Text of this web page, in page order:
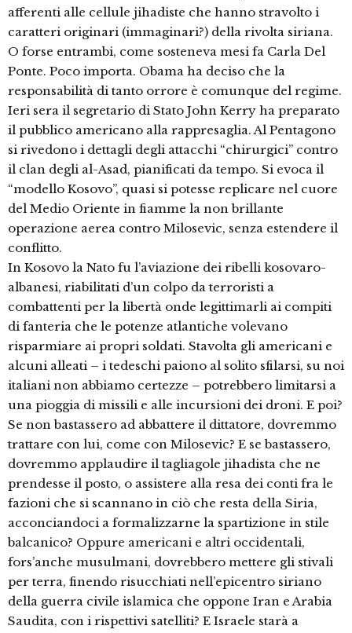
afferenti alle cellule jihadiste che hanno stravolto i
caratteri originari (immaginari?) della rivolta siriana.
O forse entrambi, come sosteneva mesi fa Carla Del
Ponte. Poco importa. Obama ha deciso che la
responsabilità di tanto orrore è comunque del regime.
Ieri sera il segretario di Stato John Kerry ha preparato
il pubblico americano alla rappresaglia. Al Pentagono
si rivedono i dettagli degli attacchi “chirurgici” contro
il clan degli al-Asad, pianificati da tempo. Si evoca il
“modello Kosovo”, quasi si potesse replicare nel cuore
del Medio Oriente in fiamme la non brillante
operazione aerea contro Milosevic, senza estendere il
conflitto.
In Kosovo la Nato fu l’aviazione dei ribelli kosovaro-
albanesi, riabilitati d’un colpo da terroristi a
combattenti per la libertà onde legittimarli ai compiti
di fanteria che le potenze atlantiche volevano
risparmiare ai propri soldati. Stavolta gli americani e
alcuni alleati – i tedeschi paiono al solito sfilarsi, su noi
italiani non abbiamo certezze – potrebbero limitarsi a
una pioggia di missili e alle incursioni dei droni. E poi?
Se non bastassero ad abbattere il dittatore, dovremmo
trattare con lui, come con Milosevic? E se bastassero,
dovremmo applaudire il tagliagole jihadista che ne
prendesse il posto, o assistere alla resa dei conti fra le
fazioni che si scannano in ciò che resta della Siria,
acconciandoci a formalizzarne la spartizione in stile
balcanico? Oppure americani e altri occidentali,
fors’anche musulmani, dovrebbero mettere gli stivali
per terra, finendo risucchiati nell’epicentro siriano
della guerra civile islamica che oppone Iran e Arabia
Saudita, con i rispettivi satelliti? E Israele starà a